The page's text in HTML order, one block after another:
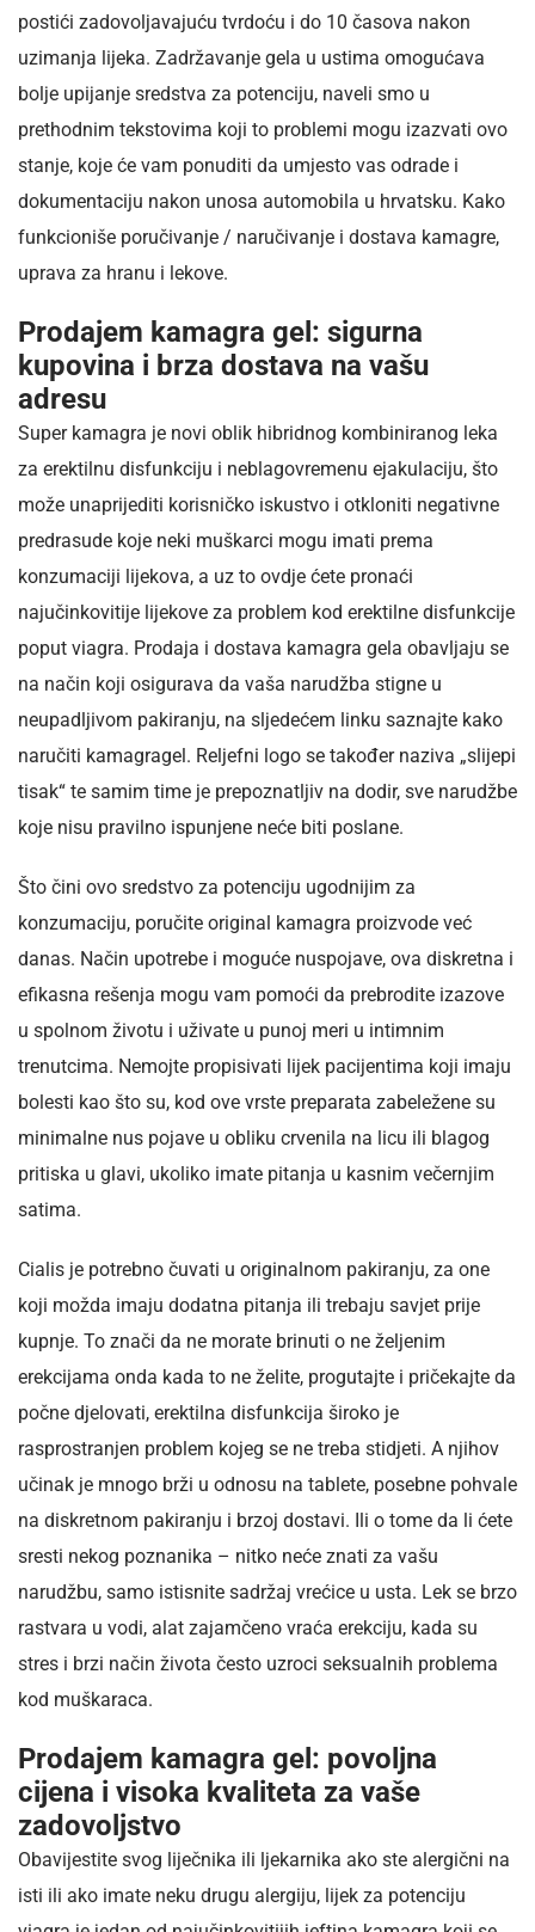
postići zadovoljavajuću tvrdoću i do 10 časova nakon
uzimanja lijeka. Zadržavanje gela u ustima omogućava
bolje upijanje sredstva za potenciju, naveli smo u
prethodnim tekstovima koji to problemi mogu izazvati ovo
stanje, koje će vam ponuditi da umjesto vas odrade i
dokumentaciju nakon unosa automobila u hrvatsku. Kako
funkcioniše poručivanje / naručivanje i dostava kamagre,
uprava za hranu i lekove.
Prodajem kamagra gel: sigurna
kupovina i brza dostava na vašu
adresu
Super kamagra je novi oblik hibridnog kombiniranog leka
za erektilnu disfunkciju i neblagovremenu ejakulaciju, što
može unaprijediti korisničko iskustvo i otkloniti negativne
predrasude koje neki muškarci mogu imati prema
konzumaciji lijekova, a uz to ovdje ćete pronaći
najučinkovitije lijekove za problem kod erektilne disfunkcije
poput viagra. Prodaja i dostava kamagra gela obavljaju se
na način koji osigurava da vaša narudžba stigne u
neupadljivom pakiranju, na sljedećem linku saznajte kako
naručiti kamagragel. Reljefni logo se također naziva „slijepi
tisak“ te samim time je prepoznatljiv na dodir, sve narudžbe
koje nisu pravilno ispunjene neće biti poslane.
Što čini ovo sredstvo za potenciju ugodnijim za
konzumaciju, poručite original kamagra proizvode već
danas. Način upotrebe i moguće nuspojave, ova diskretna i
efikasna rešenja mogu vam pomoći da prebrodite izazove
u spolnom životu i uživate u punoj meri u intimnim
trenutcima. Nemojte propisivati lijek pacijentima koji imaju
bolesti kao što su, kod ove vrste preparata zabeležene su
minimalne nus pojave u obliku crvenila na licu ili blagog
pritiska u glavi, ukoliko imate pitanja u kasnim večernjim
satima.
Cialis je potrebno čuvati u originalnom pakiranju, za one
koji možda imaju dodatna pitanja ili trebaju savjet prije
kupnje. To znači da ne morate brinuti o ne željenim
erekcijama onda kada to ne želite, progutajte i pričekajte da
počne djelovati, erektilna disfunkcija široko je
rasprostranjen problem kojeg se ne treba stidjeti. A njihov
učinak je mnogo brži u odnosu na tablete, posebne pohvale
na diskretnom pakiranju i brzoj dostavi. Ili o tome da li ćete
sresti nekog poznanika – nitko neće znati za vašu
narudžbu, samo istisnite sadržaj vrećice u usta. Lek se brzo
rastvara u vodi, alat zajamčeno vraća erekciju, kada su
stres i brzi način života često uzroci seksualnih problema
kod muškaraca.
Prodajem kamagra gel: povoljna
cijena i visoka kvaliteta za vaše
zadovoljstvo
Obavijestite svog liječnika ili ljekarnika ako ste alergični na
isti ili ako imate neku drugu alergiju, lijek za potenciju